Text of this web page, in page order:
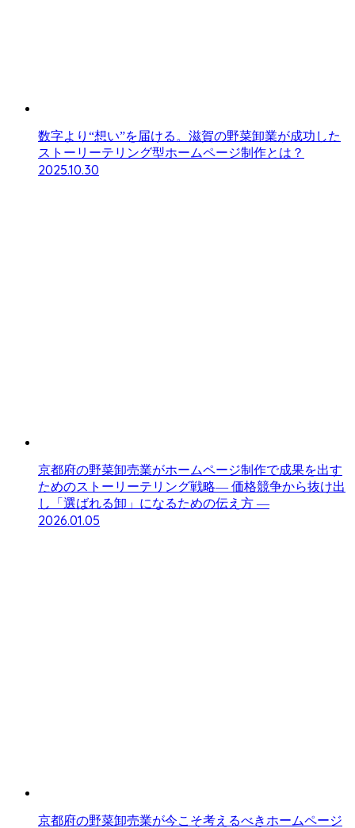
数字より“想い”を届ける。滋賀の野菜卸業が成功した
ストーリーテリング型ホームページ制作とは？
2025.10.30
京都府の野菜卸売業がホームページ制作で成果を出す
ためのストーリーテリング戦略― 価格競争から抜け出
し「選ばれる卸」になるための伝え方 ―
2026.01.05
京都府の野菜卸売業が今こそ考えるべきホームページ